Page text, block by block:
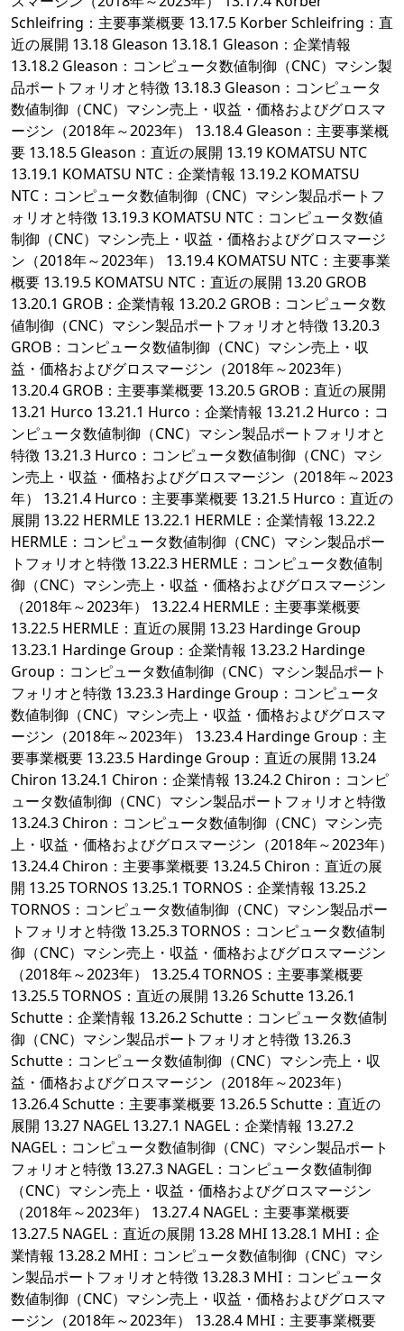
Schleifring：主要事業概要 13.17.5 Korber Schleifring：直
近の展開 13.18 Gleason 13.18.1 Gleason：企業情報
13.18.2 Gleason：コンピュータ数値制御（CNC）マシン製
品ポートフォリオと特徴 13.18.3 Gleason：コンピュータ
数値制御（CNC）マシン売上・収益・価格およびグロスマ
ージン（2018年～2023年） 13.18.4 Gleason：主要事業概
要 13.18.5 Gleason：直近の展開 13.19 KOMATSU NTC
13.19.1 KOMATSU NTC：企業情報 13.19.2 KOMATSU
NTC：コンピュータ数値制御（CNC）マシン製品ポートフ
ォリオと特徴 13.19.3 KOMATSU NTC：コンピュータ数値
制御（CNC）マシン売上・収益・価格およびグロスマージ
ン（2018年～2023年） 13.19.4 KOMATSU NTC：主要事業
概要 13.19.5 KOMATSU NTC：直近の展開 13.20 GROB
13.20.1 GROB：企業情報 13.20.2 GROB：コンピュータ数
値制御（CNC）マシン製品ポートフォリオと特徴 13.20.3
GROB：コンピュータ数値制御（CNC）マシン売上・収
益・価格およびグロスマージン（2018年～2023年）
13.20.4 GROB：主要事業概要 13.20.5 GROB：直近の展開
13.21 Hurco 13.21.1 Hurco：企業情報 13.21.2 Hurco：コ
ンピュータ数値制御（CNC）マシン製品ポートフォリオと
特徴 13.21.3 Hurco：コンピュータ数値制御（CNC）マシ
ン売上・収益・価格およびグロスマージン（2018年～2023
年） 13.21.4 Hurco：主要事業概要 13.21.5 Hurco：直近の
展開 13.22 HERMLE 13.22.1 HERMLE：企業情報 13.22.2
HERMLE：コンピュータ数値制御（CNC）マシン製品ポー
トフォリオと特徴 13.22.3 HERMLE：コンピュータ数値制
御（CNC）マシン売上・収益・価格およびグロスマージン
（2018年～2023年） 13.22.4 HERMLE：主要事業概要
13.22.5 HERMLE：直近の展開 13.23 Hardinge Group
13.23.1 Hardinge Group：企業情報 13.23.2 Hardinge
Group：コンピュータ数値制御（CNC）マシン製品ポート
フォリオと特徴 13.23.3 Hardinge Group：コンピュータ
数値制御（CNC）マシン売上・収益・価格およびグロスマ
ージン（2018年～2023年） 13.23.4 Hardinge Group：主
要事業概要 13.23.5 Hardinge Group：直近の展開 13.24
Chiron 13.24.1 Chiron：企業情報 13.24.2 Chiron：コンピ
ュータ数値制御（CNC）マシン製品ポートフォリオと特徴
13.24.3 Chiron：コンピュータ数値制御（CNC）マシン売
上・収益・価格およびグロスマージン（2018年～2023年）
13.24.4 Chiron：主要事業概要 13.24.5 Chiron：直近の展
開 13.25 TORNOS 13.25.1 TORNOS：企業情報 13.25.2
TORNOS：コンピュータ数値制御（CNC）マシン製品ポー
トフォリオと特徴 13.25.3 TORNOS：コンピュータ数値制
御（CNC）マシン売上・収益・価格およびグロスマージン
（2018年～2023年） 13.25.4 TORNOS：主要事業概要
13.25.5 TORNOS：直近の展開 13.26 Schutte 13.26.1
Schutte：企業情報 13.26.2 Schutte：コンピュータ数値制
御（CNC）マシン製品ポートフォリオと特徴 13.26.3
Schutte：コンピュータ数値制御（CNC）マシン売上・収
益・価格およびグロスマージン（2018年～2023年）
13.26.4 Schutte：主要事業概要 13.26.5 Schutte：直近の
展開 13.27 NAGEL 13.27.1 NAGEL：企業情報 13.27.2
NAGEL：コンピュータ数値制御（CNC）マシン製品ポート
フォリオと特徴 13.27.3 NAGEL：コンピュータ数値制御
（CNC）マシン売上・収益・価格およびグロスマージン
（2018年～2023年） 13.27.4 NAGEL：主要事業概要
13.27.5 NAGEL：直近の展開 13.28 MHI 13.28.1 MHI：企
業情報 13.28.2 MHI：コンピュータ数値制御（CNC）マシ
ン製品ポートフォリオと特徴 13.28.3 MHI：コンピュータ
数値制御（CNC）マシン売上・収益・価格およびグロスマ
ージン（2018年～2023年） 13.28.4 MHI：主要事業概要